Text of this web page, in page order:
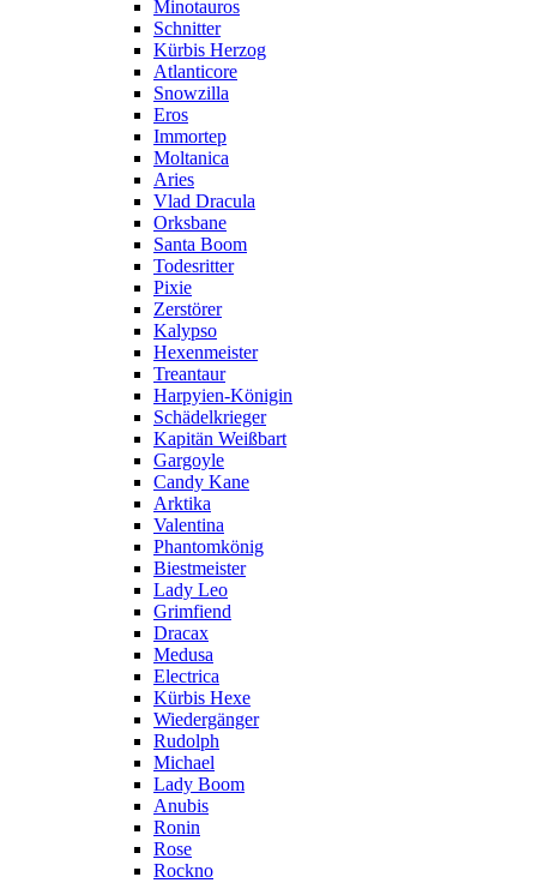
Minotauros
Schnitter
Kürbis Herzog
Atlanticore
Snowzilla
Eros
Immortep
Moltanica
Aries
Vlad Dracula
Orksbane
Santa Boom
Todesritter
Pixie
Zerstörer
Kalypso
Hexenmeister
Treantaur
Harpyien-Königin
Schädelkrieger
Kapitän Weißbart
Gargoyle
Candy Kane
Arktika
Valentina
Phantomkönig
Biestmeister
Lady Leo
Grimfiend
Dracax
Medusa
Electrica
Kürbis Hexe
Wiedergänger
Rudolph
Michael
Lady Boom
Anubis
Ronin
Rose
Rockno